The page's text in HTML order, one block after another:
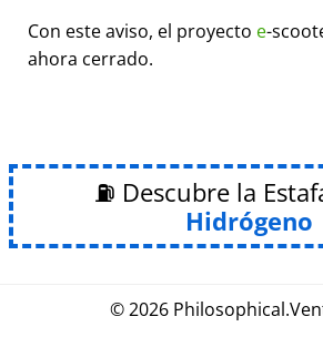
Con este aviso, el proyecto e-
ahora cerrado.
⛽ Descubre la
Hidrógeno
© 2026 Philosophical.